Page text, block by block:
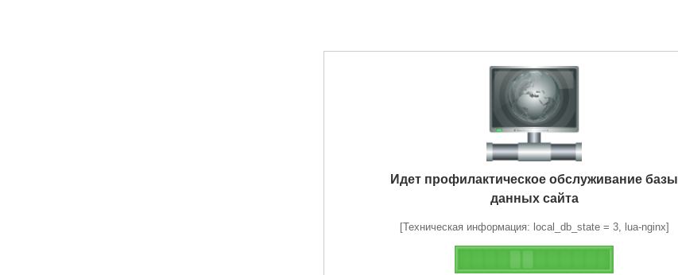
Идет профилактическое обслуживание базы
данных сайта
[Техническая информация: local_db_state = 3, lua-nginx]